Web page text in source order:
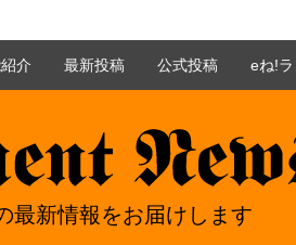
介 最新投稿 公式投稿 eね!
ミューズメントニュース
最新情報をお届けします